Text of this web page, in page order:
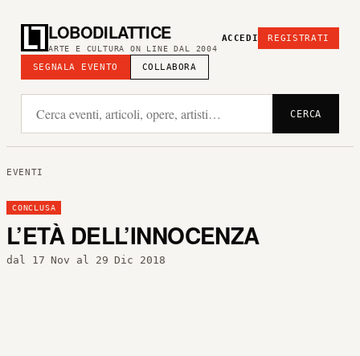
LOBODILATTICE
ARTE E CULTURA ON LINE DAL 2004
SEGNALA EVENTO COLLABORA
ACCEDI REGISTRATI
CERCA
EVENTI
CONCLUSA
L’ETÀ DELL’INNOCENZA
dal 17 Nov al 29 Dic 2018